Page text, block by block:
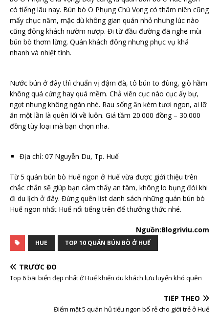
có tiếng lâu nay. Bún bò O Phụng Chú Vọng có thâm niên cũng
mấy chục năm, mặc dù không gian quán nhỏ nhưng lúc nào
cũng đông khách nườm nượp. Đi từ đầu đường đã nghe mùi
bún bò thơm lừng. Quán khách đông nhưng phục vụ khá
nhanh và nhiệt tình.
Nước bún ở đây thì chuẩn vị đậm đà, tô bún to đùng, giò hầm
không quá cứng hay quá mềm. Chả viên cục nào cục ấy bự,
ngọt nhưng không ngán nhé. Rau sống ăn kèm tươi ngon, ai lỡ
ăn một lần là quên lối về luôn. Giá tầm 20.000 đồng – 30.000
đồng tùy loại mà bạn chọn nha.
Địa chỉ: 07 Nguyễn Du, Tp. Huế
Từ 5 quán bún bò Huế ngon ở Huế vừa được giới thiệu trên
chắc chắn sẽ giúp bạn cảm thấy an tâm, không lo bụng đói khi
đi du lịch ở đây. Đừng quên list danh sách những quán bún bò
Huế ngon nhất Huế nổi tiếng trên để thưởng thức nhé.
Nguồn:Blogriviu.com
HUE TOP 10 QUÁN BÚN BÒ Ở HUẾ
TRƯỚC ĐÓ
Top 6 bãi biển đẹp nhất ở Huế khiến du khách lưu luyến khó quên
TIẾP THEO
Điểm mặt 5 quán hủ tiếu ngon bổ rẻ cho giới trẻ ở Huế